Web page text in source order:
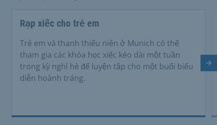
Rạp xiếc cho trẻ em
Trẻ em và thanh thiếu niên ở Munich có thể
tham gia các khóa học xiếc kéo dài một tuần
trong kỳ nghỉ hè để luyện tập cho một buổi biểu
diễn hoành tráng.